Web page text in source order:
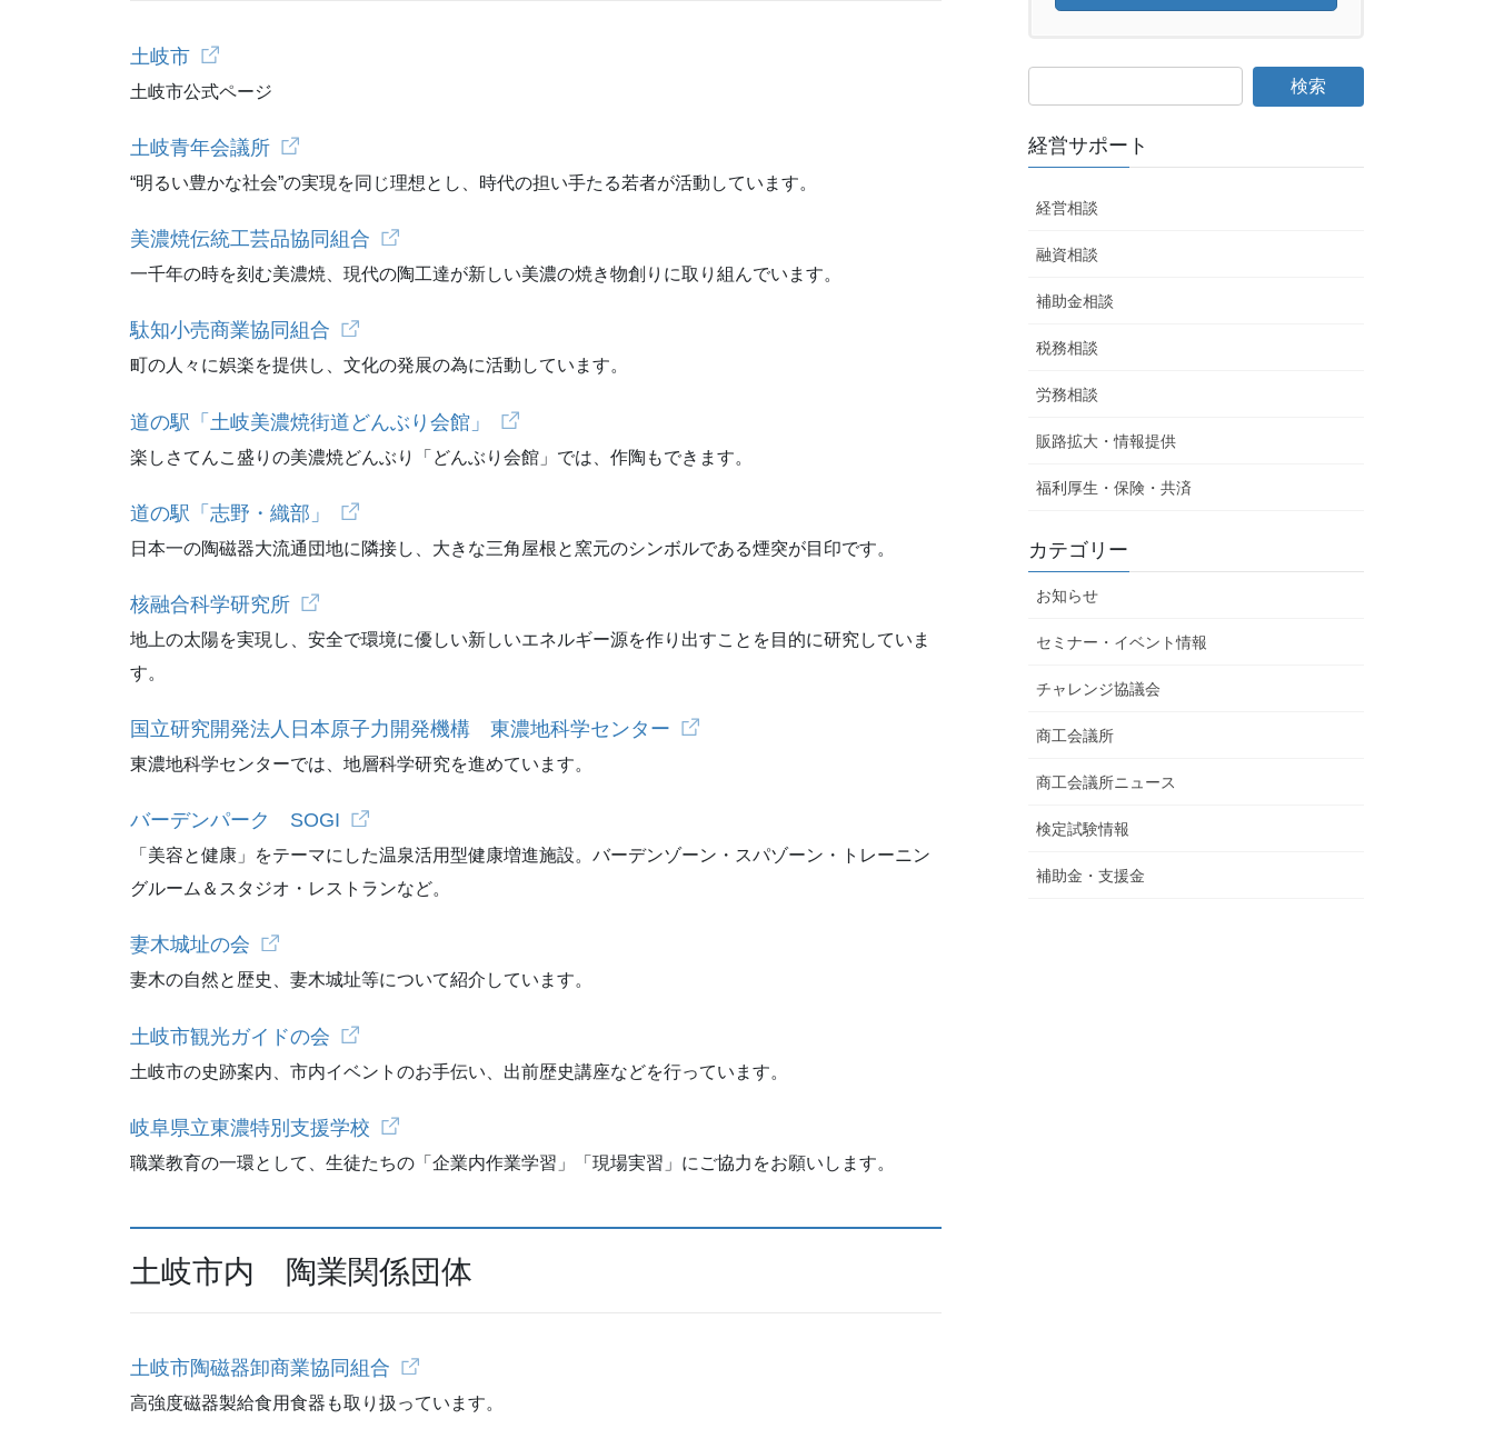
土岐市
土岐市公式ページ
土岐青年会議所
“明るい豊かな社会”の実現を同じ理想とし、時代の担い手たる若者が活動しています。
美濃焼伝統工芸品協同組合
一千年の時を刻む美濃焼、現代の陶工達が新しい美濃の焼き物創りに取り組んでいます。
駄知小売商業協同組合
町の人々に娯楽を提供し、文化の発展の為に活動しています。
道の駅「土岐美濃焼街道どんぶり会館」
楽しさてんこ盛りの美濃焼どんぶり「どんぶり会館」では、作陶もできます。
道の駅「志野・織部」
日本一の陶磁器大流通団地に隣接し、大きな三角屋根と窯元のシンボルである煙突が目印です。
核融合科学研究所
地上の太陽を実現し、安全で環境に優しい新しいエネルギー源を作り出すことを目的に研究していま
す。
国立研究開発法人日本原子力開発機構 東濃地科学センター
東濃地科学センターでは、地層科学研究を進めています。
バーデンパーク SOGI
「美容と健康」をテーマにした温泉活用型健康増進施設。バーデンゾーン・スパゾーン・トレーニン
グルーム＆スタジオ・レストランなど。
妻木城址の会
妻木の自然と歴史、妻木城址等について紹介しています。
土岐市観光ガイドの会
土岐市の史跡案内、市内イベントのお手伝い、出前歴史講座などを行っています。
岐阜県立東濃特別支援学校
職業教育の一環として、生徒たちの「企業内作業学習」「現場実習」にご協力をお願いします。
土岐市内 陶業関係団体
土岐市陶磁器卸商業協同組合
高強度磁器製給食用食器も取り扱っています。
経営サポート
経営相談
融資相談
補助金相談
税務相談
労務相談
販路拡大・情報提供
福利厚生・保険・共済
カテゴリー
お知らせ
セミナー・イベント情報
チャレンジ協議会
商工会議所
商工会議所ニュース
検定試験情報
補助金・支援金